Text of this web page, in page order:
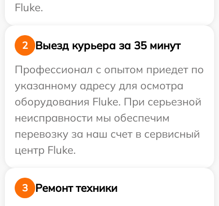
Fluke.
2
Выезд курьера за 35 минут
Профессионал с опытом приедет по
указанному адресу для осмотра
оборудования Fluke. При серьезной
неисправности мы обеспечим
перевозку за наш счет в сервисный
центр Fluke.
3
Ремонт техники